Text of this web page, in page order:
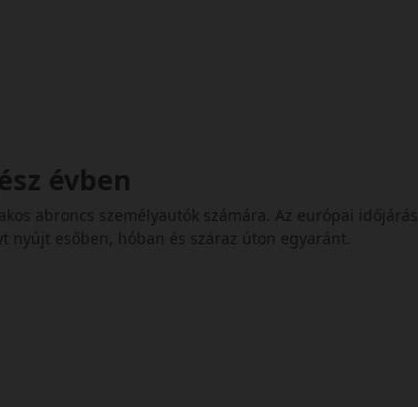
évben
abroncs személyautók számára. Az európai időjárási
nyújt esőben, hóban és száraz úton egyaránt.